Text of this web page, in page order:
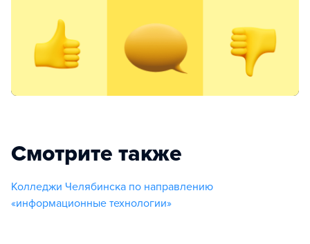
Смотрите также
Колледжи Челябинска по направлению
«информационные технологии»